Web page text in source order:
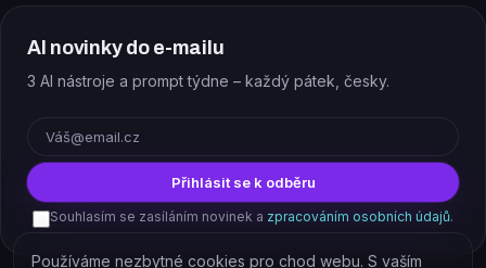
AI novinky do e-mailu
3 AI nástroje a prompt týdne – každý pátek, česky.
Přihlásit se k odběru
Souhlasím se zasíláním novinek a zpracováním osobních údajů.
Používáme nezbytné cookies pro chod webu. S vaším